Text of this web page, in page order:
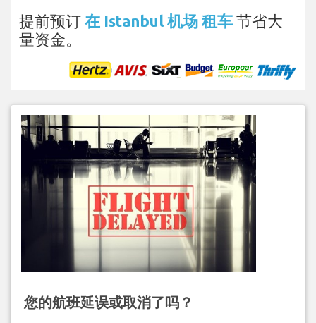
提前预订 在 Istanbul 机场 租车 节省大
量资金。
您的航班延误或取消了吗？